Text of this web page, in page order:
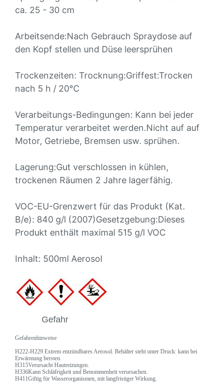
ca. 25 - 30 cm
Arbeitsende:Nach Gebrauch Spraydose auf
den Kopf stellen und Düse leersprühen
Trockenzeiten: Trocknung:Griffest:Trocken
nach 5 h / 20°C
Verarbeitungs-Bedingungen: Kann bei jeder
Temperatur verarbeitet werden.Nicht auf auf
Motor, Getriebe, Bremsen usw. sprühen.
Lagerung:Gut verschlossen in kühlen,
trockenen Räumen 2 Jahre lagerfähig.
VOC-EU-Grenzwert für das Produkt (Kat.
B/e): 840 g/l (2007)Gesetzgebung:Dieses
Produkt enthält maximal 515 g/l VOC
Inhalt: 500ml Aerosol
Gefahr
Gefahrenhinweise
H222-H229 Extrem entzündbares Aerosol. Behälter steht unter Druck: kann bei
Erwärmung bersten.
H315Verursacht Hautreizungen.
H336Kann Schläfrigkeit und Benommenheit verursachen.
H411Giftig für Wasserorganismen, mit langfristiger Wirkung.